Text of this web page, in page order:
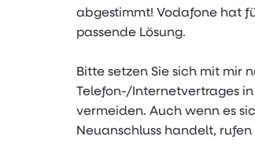
abgestimmt! Vodafone hat
passende Lösung.
Bitte setzen Sie sich mit mir
Telefon-/Internetvertrages
vermeiden. Auch wenn es
Neuanschluss handelt,